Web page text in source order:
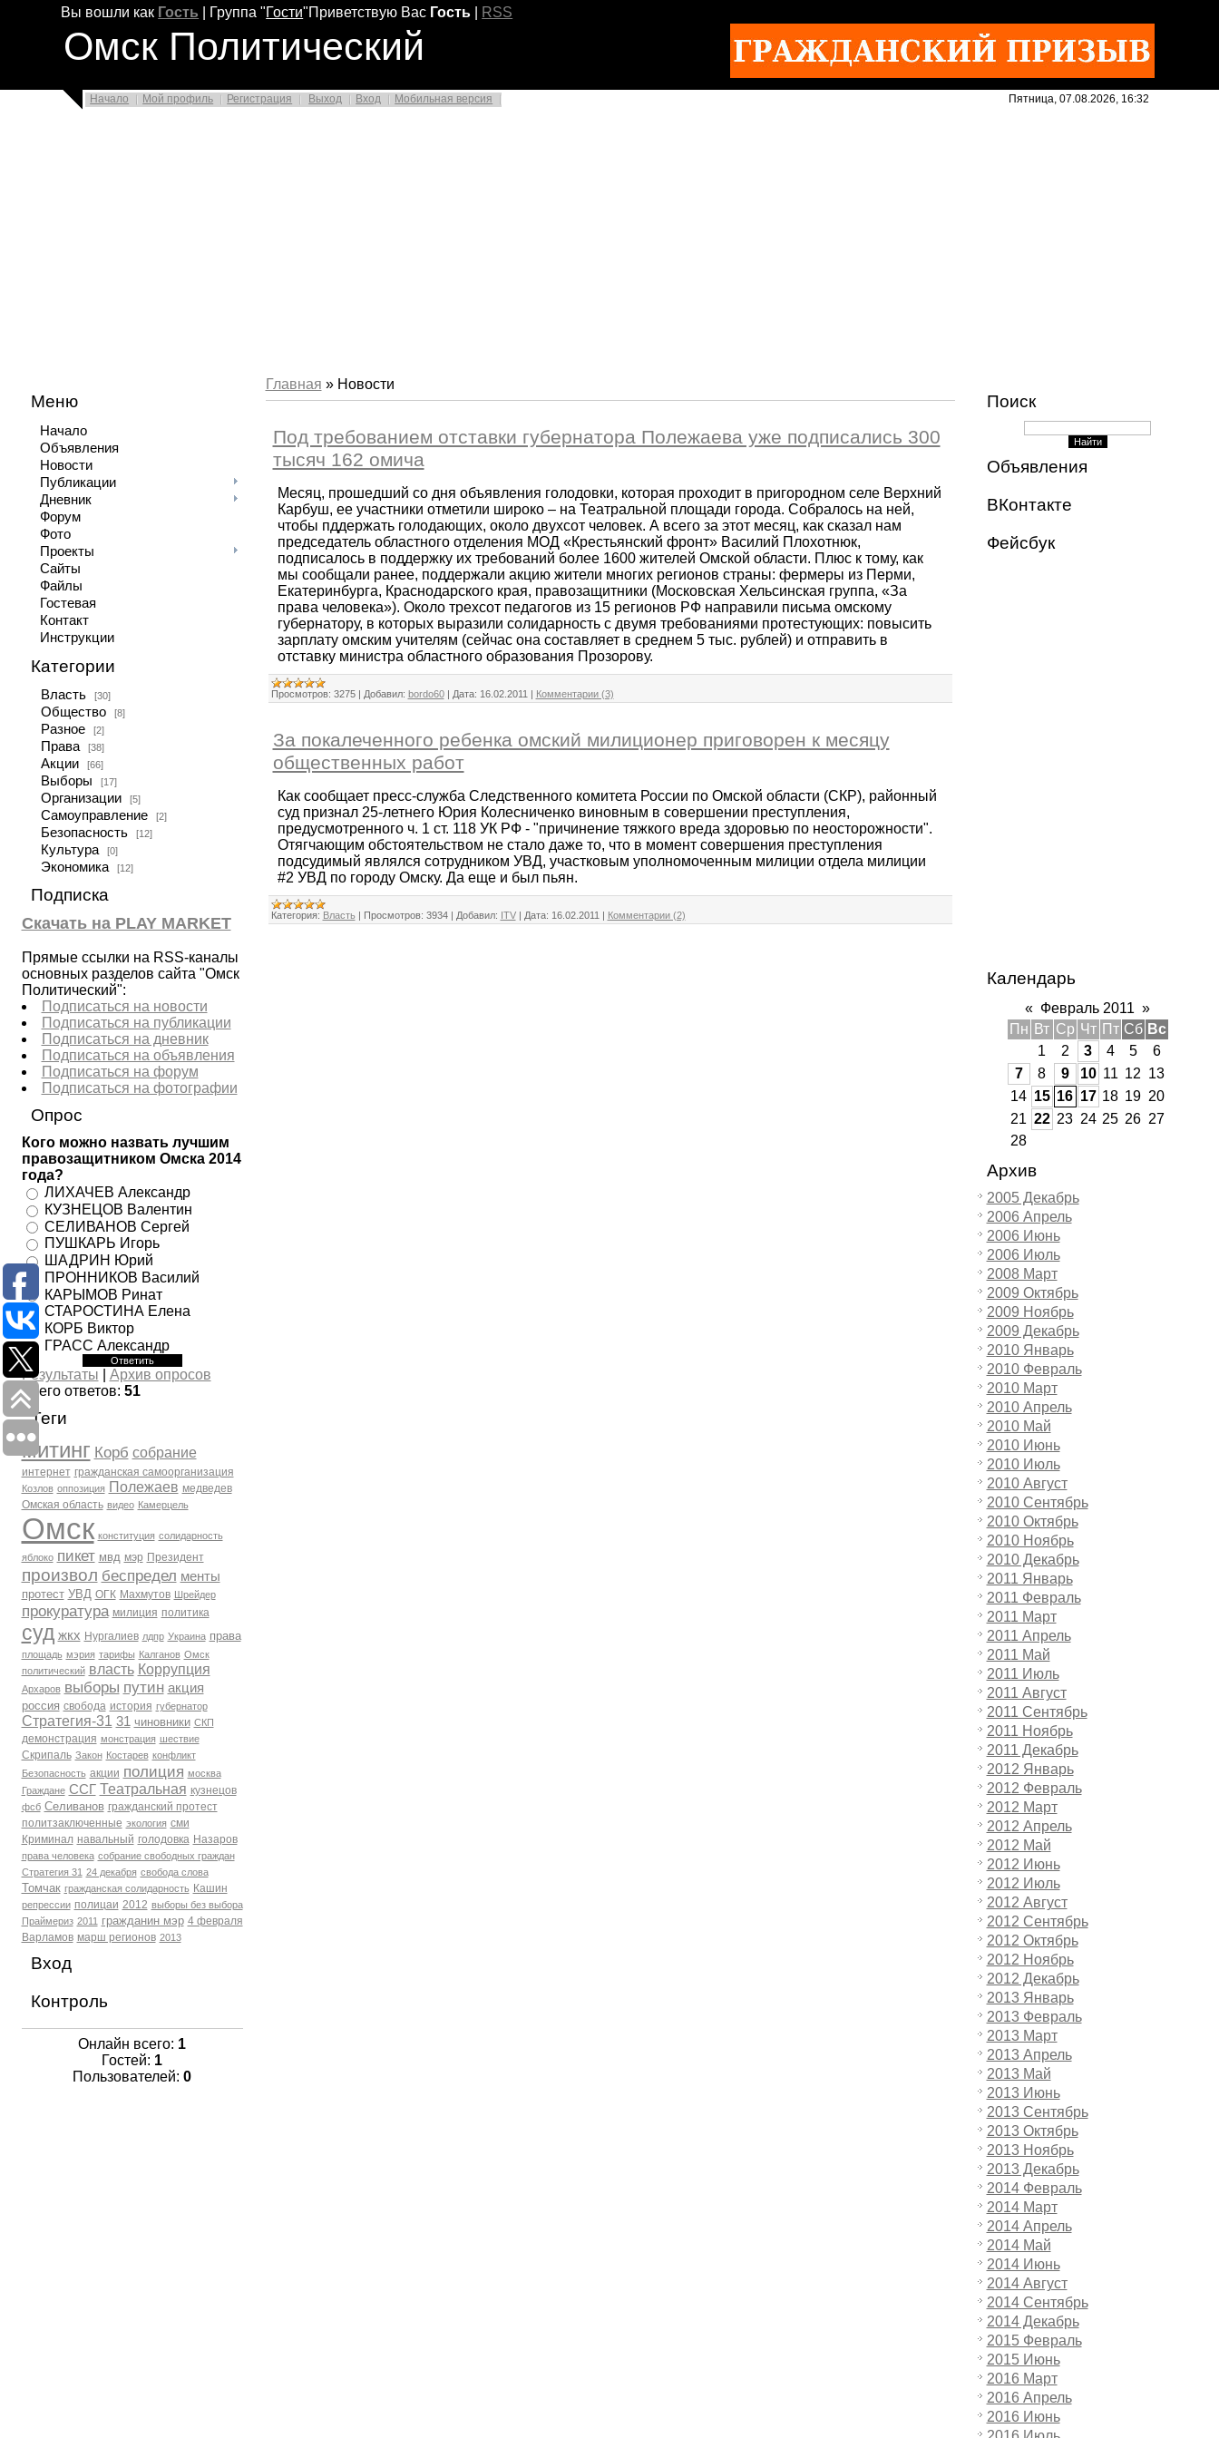
Вы вошли как Гость Группа "Гости"Приветствую Вас Гость RSS
Омск Политический
Начало Мой профиль Регистрация Выход Вход Мобильная версия Пятница, 07.08.2026, 16:32
Меню
Начало
Объявления
Новости
Публикации
Дневник
Форум
Фото
Проекты
Сайты
Файлы
Гостевая
Контакт
Инструкции
Категории
Власть [30]
Общество [8]
Разное [2]
Права [38]
Акции [66]
Выборы [17]
Организации [5]
Самоуправление [2]
Безопасность [12]
Культура [0]
Экономика [12]
Подписка
Скачать на PLAY MARKET
Прямые ссылки на RSS-каналы
основных разделов сайта "Омск
Политический":
Подписаться на новости
Подписаться на публикации
Подписаться на дневник
Подписаться на объявления
Подписаться на форум
Подписаться на фотографии
Опрос
Кого можно назвать лучшим
правозащитником Омска 2014
года?
ЛИХАЧЕВ Александр
КУЗНЕЦОВ Валентин
СЕЛИВАНОВ Сергей
ПУШКАРЬ Игорь
ШАДРИН Юрий
ПРОННИКОВ Василий
КАРЫМОВ Ринат
СТАРОСТИНА Елена
КОРБ Виктор
ГРАСС Александр
Результаты
Архив опросов
Всего ответов: 51
Теги
митинг Корб собрание
интернет гражданская самоорганизация
Козлов оппозиция Полежаев медведев
Омская область видео Камерцель
Омск конституция солидарность
яблоко пикет мвд мэр Президент
произвол беспредел менты
протест УВД ОГК Махмутов Шрейдер
прокуратура милиция политика
суд жкх Нургалиев лдпр Украина права
площадь мэрия тарифы Калганов Омск
политический власть Коррупция
Архаров выборы путин акция
россия свобода история губернатор
Стратегия-31 31 чиновники СКП
демонстрация монстрация шествие
Скрипаль Закон Костарев конфликт
Безопасность акции полиция москва
Граждане ССГ Театральная кузнецов
фсб Селиванов гражданский протест
политзаключенные экология сми
Криминал навальный голодовка Назаров
права человека собрание свободных граждан
Стратегия 31 24 декабря свобода слова
Томчак гражданская солидарность Кашин
репрессии полицаи 2012 выборы без выбора
Праймериз 2011 гражданин мэр 4 февраля
Варламов марш регионов 2013
Вход
Контроль
Онлайн всего: 1
Гостей: 1
Пользователей: 0
Главная » Новости
Под требованием отставки губернатора Полежаева уже подписались 300
тысяч 162 омича
Месяц, прошедший со дня объявления голодовки, которая проходит в пригородном селе Верхний
Карбуш, ее участники отметили широко – на Театральной площади города. Cобралось на ней,
чтобы пддержать голодающих, около двухсот человек. А всего за этот месяц, как сказал нам
председатель областного отделения МОД «Крестьянский фронт» Василий Плохотнюк,
подписалось в поддержку их требований более 1600 жителей Омской области. Плюс к тому, как
мы сообщали ранее, поддержали акцию жители многих регионов страны: фермеры из Перми,
Екатеринбурга, Краснодарского края, правозащитники (Московская Хельсинская группа, «За
права человека»). Около трехсот педагогов из 15 регионов РФ направили письма омскому
губернатору, в которых выразили солидарность с двумя требованиями протестующих: повысить
зарплату омским учителям (сейчас она составляет в среднем 5 тыс. рублей) и отправить в
отставку министра областного образования Прозорову.
Просмотров: 3275 | Добавил: bordo60 | Дата: 16.02.2011 | Комментарии (3)
За покалеченного ребенка омский милиционер приговорен к месяцу
общественных работ
Как сообщает пресс-служба Следственного комитета России по Омской области (СКР), районный
суд признал 25-летнего Юрия Колесниченко виновным в совершении преступления,
предусмотренного ч. 1 ст. 118 УК РФ - "причинение тяжкого вреда здоровью по неосторожности".
Отягчающим обстоятельством не стало даже то, что в момент совершения преступления
подсудимый являлся сотрудником УВД, участковым уполномоченным милиции отдела милиции
#2 УВД по городу Омску. Да еще и был пьян.
Категория: Власть | Просмотров: 3934 | Добавил: ITV | Дата: 16.02.2011 | Комментарии (2)
Поиск
Объявления
ВКонтакте
Фейсбук
Календарь
« Февраль 2011 »
Пн Вт Ср Чт Пт Сб Вс
1
2 3 4 5
6
7
8 9 10 11 12 13
14 15 16 17 18 19 20
21 22 23 24 25 26 27
28
Архив
2005 Декабрь
2006 Апрель
2006 Июнь
2006 Июль
2008 Март
2009 Октябрь
2009 Ноябрь
2009 Декабрь
2010 Январь
2010 Февраль
2010 Март
2010 Апрель
2010 Май
2010 Июнь
2010 Июль
2010 Август
2010 Сентябрь
2010 Октябрь
2010 Ноябрь
2010 Декабрь
2011 Январь
2011 Февраль
2011 Март
2011 Апрель
2011 Май
2011 Июль
2011 Август
2011 Сентябрь
2011 Ноябрь
2011 Декабрь
2012 Январь
2012 Февраль
2012 Март
2012 Апрель
2012 Май
2012 Июнь
2012 Июль
2012 Август
2012 Сентябрь
2012 Октябрь
2012 Ноябрь
2012 Декабрь
2013 Январь
2013 Февраль
2013 Март
2013 Апрель
2013 Май
2013 Июнь
2013 Сентябрь
2013 Октябрь
2013 Ноябрь
2013 Декабрь
2014 Февраль
2014 Март
2014 Апрель
2014 Май
2014 Июнь
2014 Август
2014 Сентябрь
2014 Декабрь
2015 Февраль
2015 Июнь
2016 Март
2016 Апрель
2016 Июнь